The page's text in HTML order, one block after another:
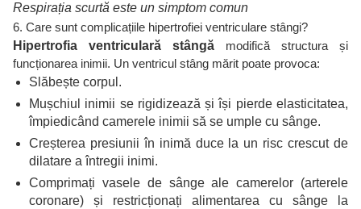
Respirația scurtă este un simptom comun
6. Care sunt complicațiile hipertrofiei ventriculare stângi?
Hipertrofia ventriculară stângă modifică structura și
funcționarea inimii. Un ventricul stâng mărit poate provoca:
Slăbește corpul.
Mușchiul inimii se rigidizează și își pierde elasticitatea,
împiedicând camerele inimii să se umple cu sânge.
Creșterea presiunii în inimă duce la un risc crescut de
dilatare a întregii inimi.
Comprimați vasele de sânge ale camerelor (arterele
coronare) și restricționați alimentarea cu sânge la